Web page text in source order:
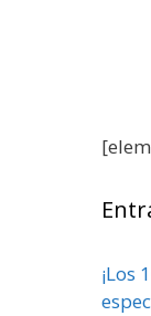
¡Los